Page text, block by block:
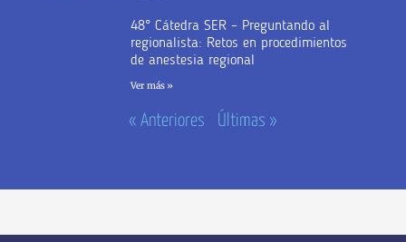
48° Cátedra SER – Preguntando al
regionalista: Retos en procedimientos
de anestesia regional
Ver más »
« Anteriores Últimas »